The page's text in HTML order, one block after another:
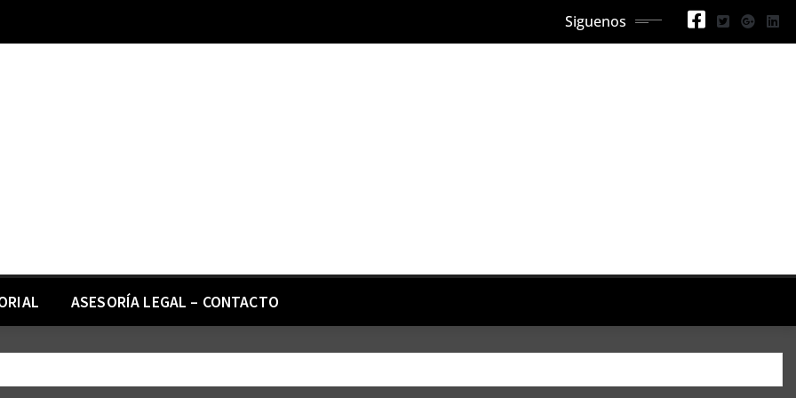
Siguenos
ASESORÍA LEGAL – CONTACTO